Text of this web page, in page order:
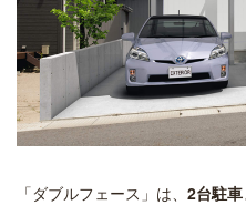
「ダブルフェース」は、 2台駐